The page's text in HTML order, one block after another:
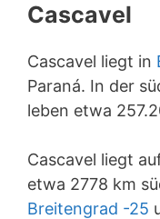
Cascavel
Cascavel liegt in
Paraná. In der
leben etwa
Cascavel liegt
etwa 2778 km
Breitengrad -25